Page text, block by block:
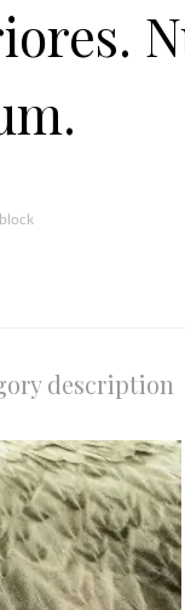
description